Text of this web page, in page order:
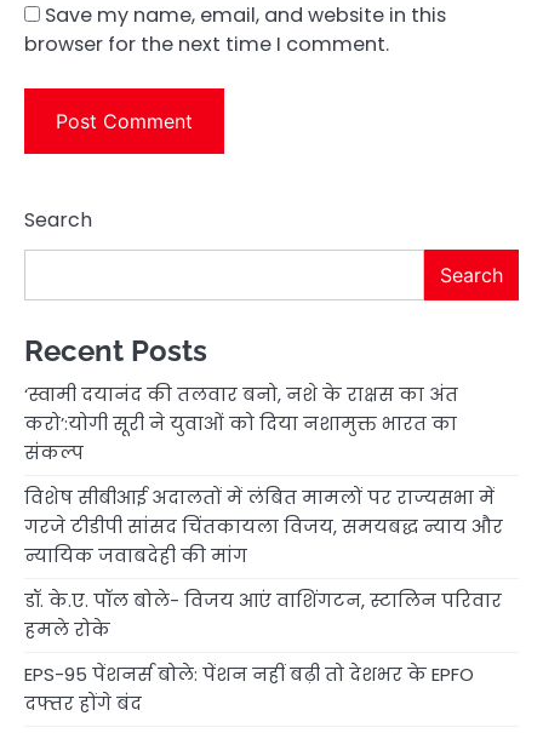
Save my name, email, and website in this
browser for the next time I comment.
Search
Search
Recent Posts
‘स्वामी दयानंद की तलवार बनो, नशे के राक्षस का अंत
करो’:योगी सूरी ने युवाओं को दिया नशामुक्त भारत का
संकल्प
विशेष सीबीआई अदालतों में लंबित मामलों पर राज्यसभा में
गरजे टीडीपी सांसद चिंतकायला विजय, समयबद्ध न्याय और
न्यायिक जवाबदेही की मांग
डॉ. के.ए. पॉल बोले- विजय आएं वाशिंगटन, स्टालिन परिवार
हमले रोके
EPS-95 पेंशनर्स बोले: पेंशन नहीं बढ़ी तो देशभर के EPFO
दफ्तर होंगे बंद